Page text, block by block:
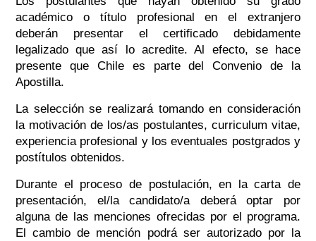
académico o título profesional en el extranjero
deberán presentar el certificado debidamente
legalizado que así lo acredite. Al efecto, se hace
presente que Chile es parte del Convenio de la
Apostilla.
La selección se realizará tomando en consideración
la motivación de los/as postulantes, curriculum vitae,
experiencia profesional y los eventuales postgrados y
postítulos obtenidos.
Durante el proceso de postulación, en la carta de
presentación, el/la candidato/a deberá optar por
alguna de las menciones ofrecidas por el programa.
El cambio de mención podrá ser autorizado por la